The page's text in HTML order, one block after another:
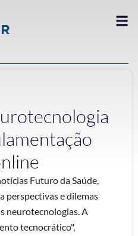
Futuro da Saúde,
perspectivas e dilemas
neurotecnologias. A
tecnocrático",